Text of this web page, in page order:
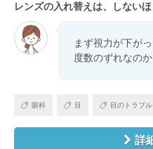
レンズの入れ替えは、しない
まず視力が下が
度数のずれなの
眼科 目 目のトラブル
詳